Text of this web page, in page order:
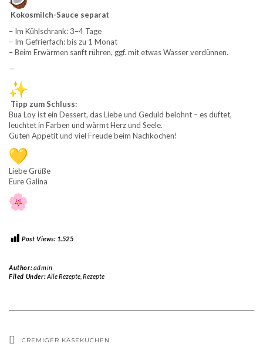
Kokosmilch-Sauce separat
– Im Kühlschrank: 3–4 Tage
– Im Gefrierfach: bis zu 1 Monat
– Beim Erwärmen sanft rühren, ggf. mit etwas Wasser verdünnen.
—
Tipp zum Schluss:
Bua Loy ist ein Dessert, das Liebe und Geduld belohnt – es duftet,
leuchtet in Farben und wärmt Herz und Seele.
Guten Appetit und viel Freude beim Nachkochen!
Liebe Grüße
Eure Galina
Post Views: 1.525
Author:admin
Filed Under:Alle Rezepte, Rezepte
CREMIGER KÄSEKUCHEN